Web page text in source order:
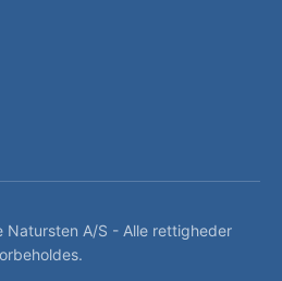
Natursten A/S - Alle rettigheder